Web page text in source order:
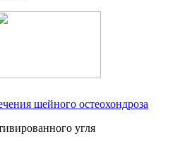
шейного остеохондроза